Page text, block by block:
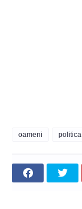
oameni politica